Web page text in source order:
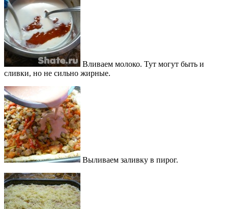
Вливаем молоко. Тут могут быть и
сливки, но не сильно жирные.
Выливаем заливку в пирог.